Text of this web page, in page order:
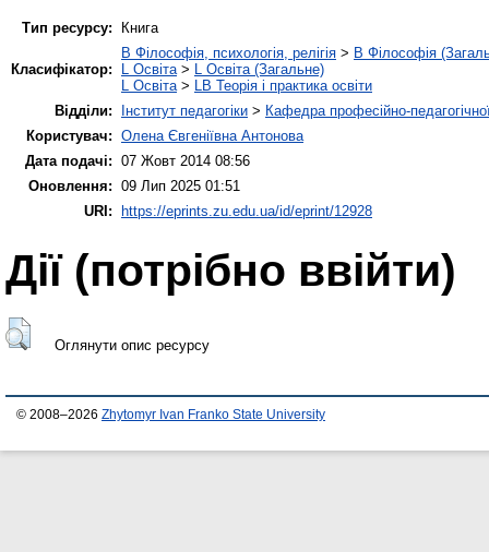
Тип ресурсу: Книга
Класифікатор:
B Філософія, психологія, релігія > B Філософія
L Освіта > L Освіта (Загальне)
L Освіта > LB Теорія і практика освіти
Відділи:
Інститут педагогіки > Кафедра професійно-
Користувач: Олена Євгеніївна Антонова
Дата подачі: 07 Жовт 2014 08:56
Оновлення: 09 Лип 2025 01:51
URI: https://eprints.zu.edu.ua/id/eprint/12928
Дії ​​(потрібно ввійти)
Оглянути опис ресурсу
© 2008–2026 Zhytomyr Ivan Franko State University